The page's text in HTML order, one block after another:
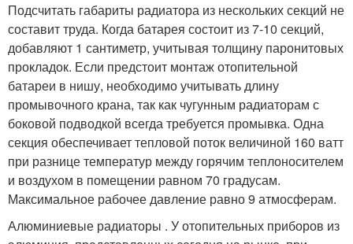
Подсчитать габариты радиатора из нескольких секций не
составит труда. Когда батарея состоит из 7-10 секций,
добавляют 1 сантиметр, учитывая толщину паронитовых
прокладок. Если предстоит монтаж отопительной
батареи в нишу, необходимо учитывать длину
промывочного крана, так как чугунным радиаторам с
боковой подводкой всегда требуется промывка. Одна
секция обеспечивает тепловой поток величиной 160 ватт
при разнице температур между горячим теплоносителем
и воздухом в помещении равном 70 градусам.
Максимальное рабочее давление равно 9 атмосферам.
Алюминиевые радиаторы . У отопительных приборов из